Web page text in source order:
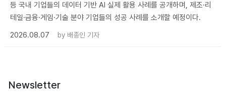
등 국내 기업들의 데이터 기반 AI 실제 활용 사례를 공개하며, 제조·리
테일·금융·게임·기술 분야 기업들의 성공 사례를 소개할 예정이다.
2026.08.07
by 배종인 기자
Newsletter